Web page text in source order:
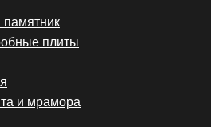
плиты
и мрамора